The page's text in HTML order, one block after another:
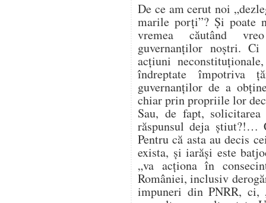
De ce am cerut noi
marile porți”? Și poate
vremea căutând
guvernanților noștri.
acțiuni
îndreptate împotriva
guvernanților de a
chiar prin propriile lor
Sau, de fapt,
răspunsul deja știut?!…
Pentru că asta au decis
exista, și iarăși este
„va acționa în
României, inclusiv
impuneri din PNRR, ci,